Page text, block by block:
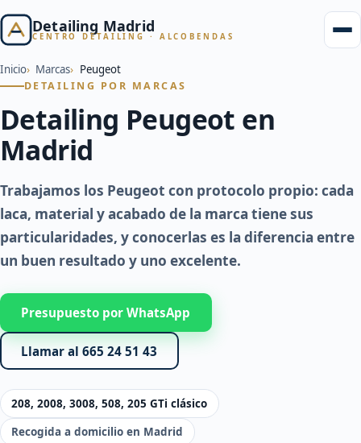
Detailing Madrid
CENTRO DETAILING · ALCOBENDAS
Inicio Marcas Peugeot
DETAILING POR MARCAS
Detailing Peugeot en
Madrid
Trabajamos los Peugeot con protocolo propio: cada
laca, material y acabado de la marca tiene sus
particularidades, y conocerlas es la diferencia entre
un buen resultado y uno excelente.
Presupuesto por WhatsApp
Llamar al 665 24 51 43
208, 2008, 3008, 508, 205 GTi clásico
Recogida a domicilio en Madrid